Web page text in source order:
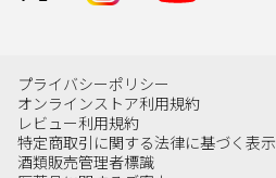
プライバシーポリシー
オンラインストア利用規約
レビュー利用規約
特定商取引に関する法律に基づく表示
酒類販売管理者標識